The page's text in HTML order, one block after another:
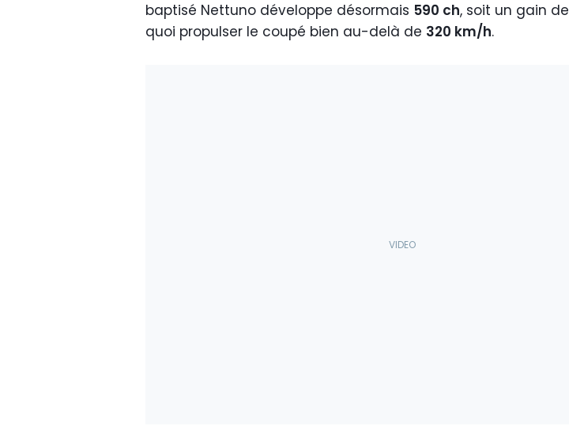
baptisé Nettuno développe désormais 590 ch, soit un gain de
quoi propulser le coupé bien au-delà de 320 km/h.